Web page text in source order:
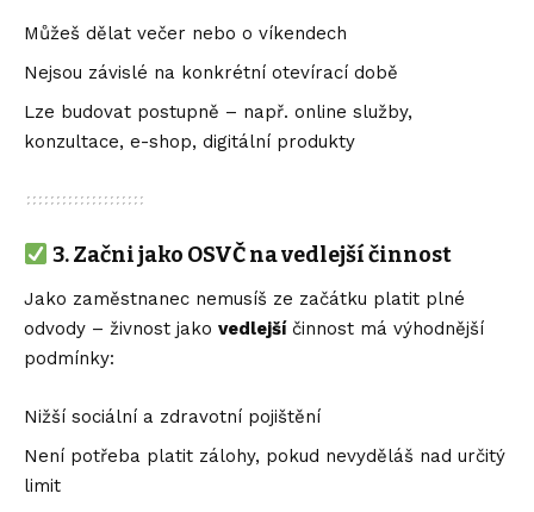
Můžeš dělat večer nebo o víkendech
Nejsou závislé na konkrétní otevírací době
Lze budovat postupně – např. online služby,
konzultace, e-shop, digitální produkty
3.Začni jako OSVČ na vedlejší činnost
Jako zaměstnanec nemusíš ze začátku platit plné
odvody – živnost jako vedlejšíčinnost má výhodnější
podmínky:
Nižší sociální a zdravotní pojištění
Není potřeba platit zálohy, pokud nevyděláš nad určitý
limit